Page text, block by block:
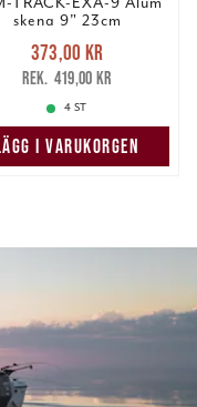
skena 9" 23cm
Nuvarande pris
krTidigare pris
419,00 kr
373,00 kr
419,00 kr
4 ST
I VARUKORGEN